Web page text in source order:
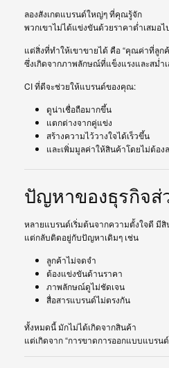
ลองสังเกตแบรนด์ใหญ่ๆ ที่คุณรู้จัก
พวกเขาไม่ได้แข่งขันด้วยราคาต่ำเสมอไ
แต่สิ่งที่ทำให้เขาขายได้ คือ “คุณค่าที่ลูกค้
ซึ่งเกิดจากภาพลักษณ์ที่แข็งแรงและสม่ำ
CI ที่ดีจะช่วยให้แบรนด์ของคุณ:
ดูน่าเชื่อถือมากขึ้น
แตกต่างจากคู่แข่ง
สร้างความไว้วางใจได้เร็วขึ้น
และเพิ่มมูลค่าให้สินค้าโดยไม่ต้อง
ปัญหาของธุรกิจ
หลายแบรนด์เริ่มต้นจากความตั้งใจดี มี
แต่กลับติดอยู่กับปัญหาเดิมๆ เช่น
ลูกค้าไม่จดจำ
ต้องแข่งขันด้านราคา
ภาพลักษณ์ดูไม่ชัดเจน
สื่อสารแบรนด์ไม่ตรงกัน
ทั้งหมดนี้ มักไม่ได้เกิดจากสินค้า
แต่เกิดจาก “การขาดการออกแบบแบรน